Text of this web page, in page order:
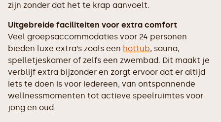
zijn zonder dat het te krap aanvoelt.
Uitgebreide faciliteiten voor extra comfort
Veel groepsaccommodaties voor 24 personen
bieden luxe extra’s zoals een hottub, sauna,
spelletjeskamer of zelfs een zwembad. Dit maakt je
verblijf extra bijzonder en zorgt ervoor dat er altijd
iets te doen is voor iedereen, van ontspannende
wellnessmomenten tot actieve speelruimtes voor
jong en oud.